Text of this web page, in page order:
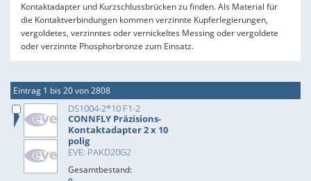
Kontaktadapter und Kurzschlussbrücken zu finden. Als Material für
die Kontaktverbindungen kommen verzinnte Kupferlegierungen,
vergoldetes, verzinntes oder vernickeltes Messing oder vergoldete
oder verzinnte Phosphorbronze zum Einsatz.
Eintrag 1 bis 20 von 2808
DS1004-2*10 F1-2
CONNFLY Präzisions-
Kontaktadapter 2 x 10
polig
EVE: PAKD20G2
Gesamtbestand: